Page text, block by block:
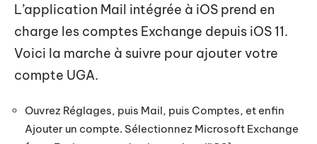
L’application Mail intégrée à iOS prend en
charge les comptes Exchange depuis iOS 11.
Voici la marche à suivre pour ajouter votre
compte UGA.
Ouvrez Réglages, puis Mail, puis Comptes, et enfin
Ajouter un compte. Sélectionnez Microsoft Exchange